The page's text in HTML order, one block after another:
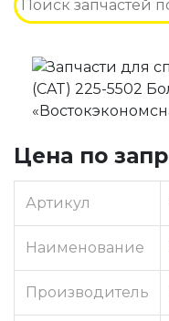
Цена по
Артикул
Наименование
Производитель